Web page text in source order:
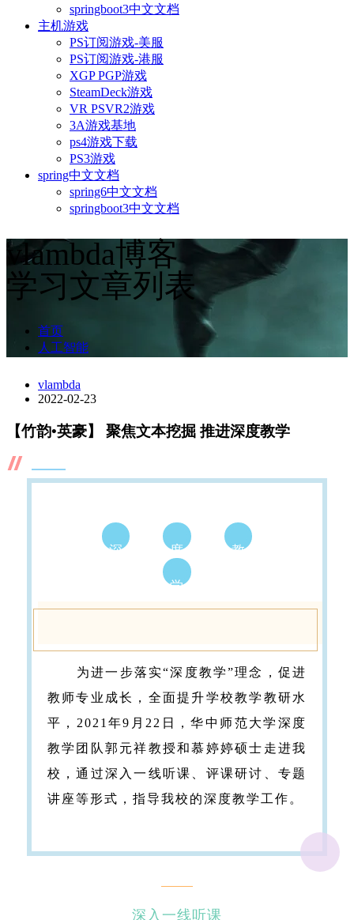
springboot3中文文档
主机游戏
PS订阅游戏-美服
PS订阅游戏-港服
XGP PGP游戏
SteamDeck游戏
VR PSVR2游戏
3A游戏基地
ps4游戏下载
PS3游戏
spring中文文档
spring6中文文档
springboot3中文文档
vlambda博客
学习文章列表
首页
人工智能
vlambda
2022-02-23
【竹韵•英豪】 聚焦文本挖掘 推进深度教学
深 度 教
学
为进一步落实“深度教学”理念，促进
教师专业成长，全面提升学校教学教研水
平，2021年9月22日，华中师范大学深度
教学团队郭元祥教授和慕婷婷硕士走进我
校，通过深入一线听课、评课研讨、专题
讲座等形式，指导我校的深度教学工作。
深入一线听课